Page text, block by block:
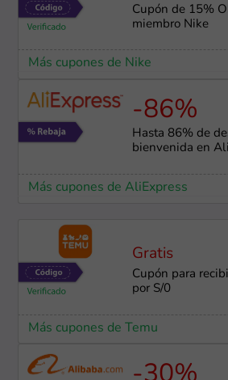
Cupón de 15%
miembro Nike
Más cupones de Nike
-86%
Hasta 86% de
bienvenida en
Más cupones de AliExpress
Gratis
Cupón para
por S/0
Más cupones de Temu